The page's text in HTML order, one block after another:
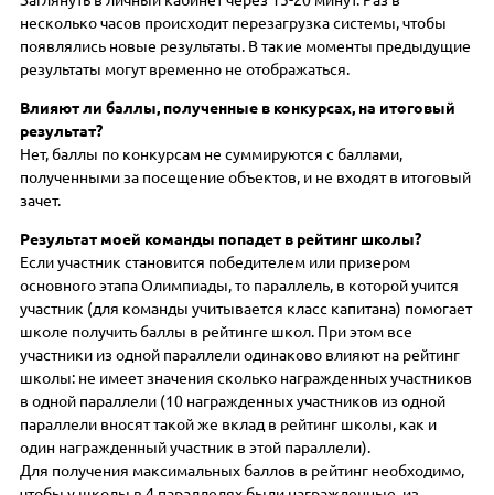
несколько часов происходит перезагрузка системы, чтобы
появлялись новые результаты. В такие моменты предыдущие
результаты могут временно не отображаться.
Влияют ли баллы, полученные в конкурсах, на итоговый
результат?
Нет, баллы по конкурсам не суммируются с баллами,
полученными за посещение объектов, и не входят в итоговый
зачет.
Результат моей команды попадет в рейтинг школы?
Если участник становится победителем или призером
основного этапа Олимпиады, то параллель, в которой учится
участник (для команды учитывается класс капитана) помогает
школе получить баллы в рейтинге школ. При этом все
участники из одной параллели одинаково влияют на рейтинг
школы: не имеет значения сколько награжденных участников
в одной параллели (10 награжденных участников из одной
параллели вносят такой же вклад в рейтинг школы, как и
один награжденный участник в этой параллели).
Для получения максимальных баллов в рейтинг необходимо,